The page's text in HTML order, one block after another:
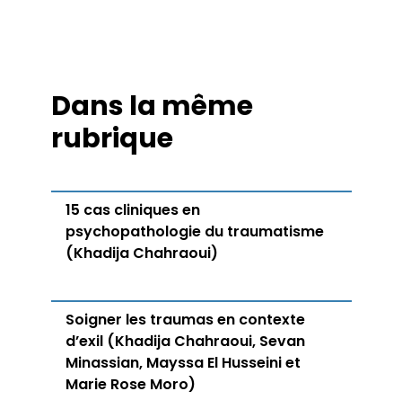
Dans la même
rubrique
15 cas cliniques en
psychopathologie du traumatisme
(Khadija Chahraoui)
Soigner les traumas en contexte
d’exil (Khadija Chahraoui, Sevan
Minassian, Mayssa El Husseini et
Marie Rose Moro)